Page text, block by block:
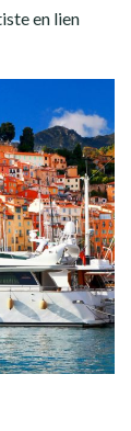
en lien